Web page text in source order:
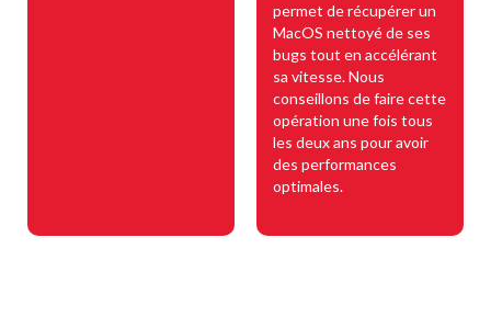
permet de récupérer un
MacOS nettoyé de ses
bugs tout en accélérant
sa vitesse. Nous
conseillons de faire cette
opération une fois tous
les deux ans pour avoir
des performances
optimales.